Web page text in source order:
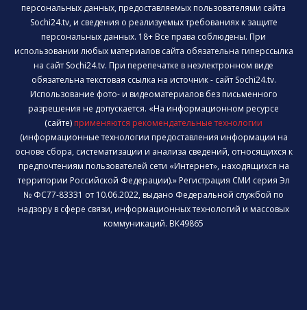
персональных данных, предоставляемых пользователями сайта
Sochi24.tv, и сведения о реализуемых требованиях к защите
персональных данных. 18+ Все права соблюдены. При
использовании любых материалов сайта обязательна гиперссылка
на сайт Sochi24.tv. При перепечатке в неэлектронном виде
обязательна текстовая ссылка на источник - сайт Sochi24.tv.
Использование фото- и видеоматериалов без письменного
разрешения не допускается. «На информационном ресурсе
(сайте) применяются рекомендательные технологии
(информационные технологии предоставления информации на
основе сбора, систематизации и анализа сведений, относящихся к
предпочтениям пользователей сети «Интернет», находящихся на
территории Российской Федерации).» Регистрация СМИ серия Эл
№ ФС77-83331 от 10.06.2022, выдано Федеральной службой по
надзору в сфере связи, информационных технологий и массовых
коммуникаций. ВК49865